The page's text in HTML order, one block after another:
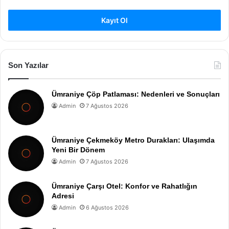
Kayıt Ol
Son Yazılar
Ümraniye Çöp Patlaması: Nedenleri ve Sonuçları
Admin 7 Ağustos 2026
Ümraniye Çekmeköy Metro Durakları: Ulaşımda
Yeni Bir Dönem
Admin 7 Ağustos 2026
Ümraniye Çarşı Otel: Konfor ve Rahatlığın
Adresi
Admin 6 Ağustos 2026